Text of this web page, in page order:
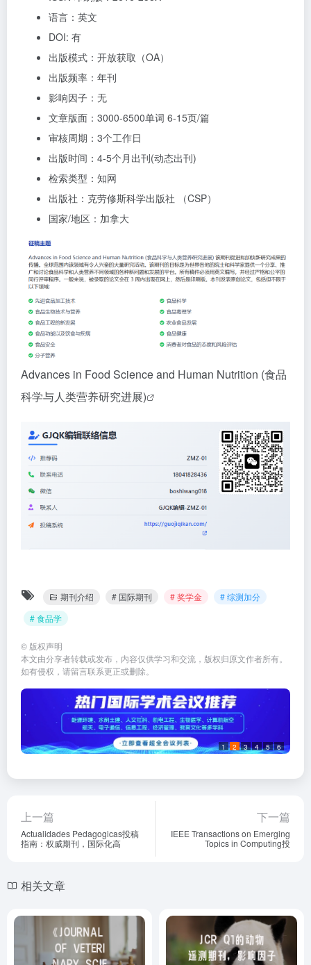
语言：英文
DOI: 有
出版模式：开放获取（OA）
出版频率：年刊
影响因子：无
文章版面：3000-6500单词 6-15页/篇
审核周期：3个工作日
出版时间：4-5个月出刊(动态出刊)
检索类型：知网
出版社：克劳修斯科学出版社 （CSP）
国家/地区：加拿大
Advances in Food Science and Human Nutrition (食品
科学与人类营养研究进展)
期刊介绍 # 国际期刊 # 奖学金
# 综测加分
# 食品学
© 版权声明
本文由分享者转载或发布，内容仅供学习和交流，版权归原文作者所有。
如有侵权，请留言联系更正或删除。
1 2 3 4 5 6
上一篇
Actualidades Pedagogicas投稿
指南：权威期刊，国际化高
下一篇
IEEE Transactions on Emerging
Topics in Computing投
相关文章